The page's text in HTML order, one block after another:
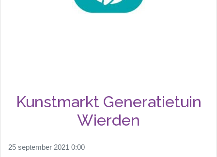
Kunstmarkt Generatietuin
Wierden
25 september 2021 0:00